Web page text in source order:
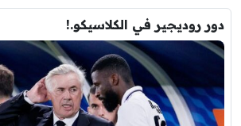
دور روديجير في الكلاسيكو.!